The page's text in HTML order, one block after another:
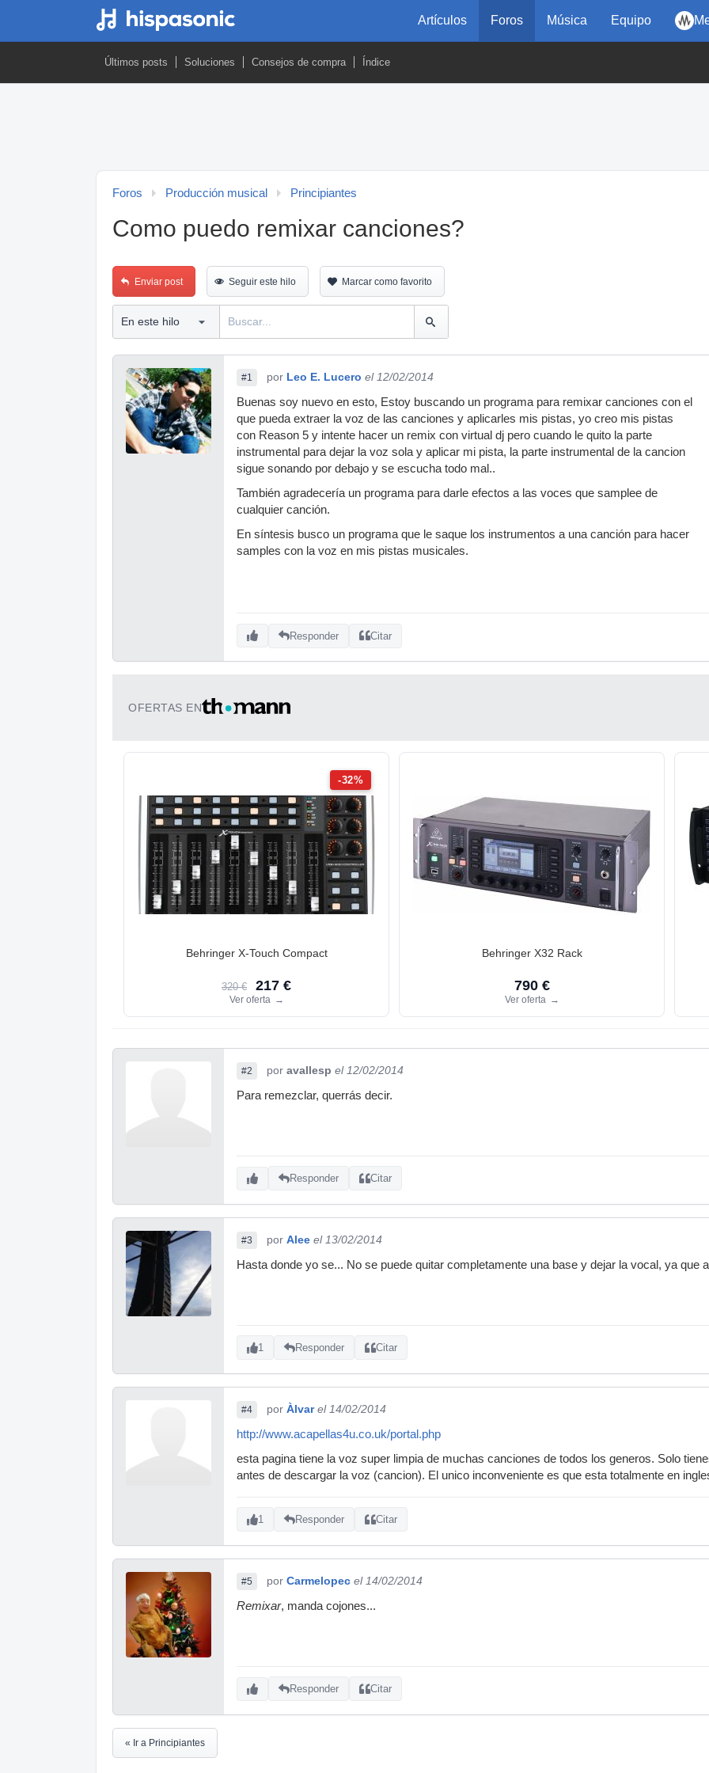
Artículos Foros Música Equipo
Últimos posts Soluciones Consejos de compra Índice
Foros Producción musical Principiantes
Como puedo remixar canciones?
Enviar post Seguir este hilo Marcar como favorito
#1 por Leo E. Lucero el 12/02/2014
Buenas soy nuevo en esto, Estoy buscando un programa para remixar canciones con el
que pueda extraer la voz de las canciones y aplicarles mis pistas, yo creo mis pistas
con Reason 5 y intente hacer un remix con virtual dj pero cuando le quito la parte
instrumental para dejar la voz sola y aplicar mi pista, la parte instrumental de la cancion
sigue sonando por debajo y se escucha todo mal..
También agradecería un programa para darle efectos a las voces que samplee de
cualquier canción.
En síntesis busco un programa que le saque los instrumentos a una canción para hacer
samples con la voz en mis pistas musicales.
Responder Citar
OFERTAS EN
-32%
Behringer X-Touch Compact
320 € 217 €
Ver oferta →
Behringer X32 Rack
790 €
Ver oferta →
#2 por avallesp el 12/02/2014
Para remezclar, querrás decir.
Responder Citar
#3 por Alee el 13/02/2014
Hasta donde yo se... No se puede quitar completamente una base y dejar la vocal, ya que
1 Responder Citar
#4 por Àlvar el 14/02/2014
http://www.acapellas4u.co.uk/portal.php
esta pagina tiene la voz super limpia de muchas canciones de todos los generos. Solo
antes de descargar la voz (cancion). El unico inconveniente es que esta totalmente en
1 Responder Citar
#5 por Carmelopec el 14/02/2014
Remixar, manda cojones...
Responder Citar
« Ir a Principiantes